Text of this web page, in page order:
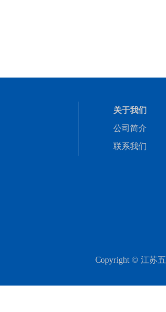
关于我们
公司简介
联系我们
Copyright © 江苏